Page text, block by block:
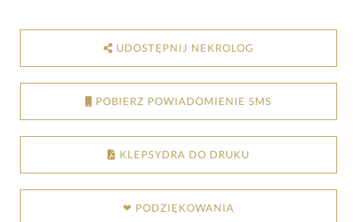
UDOSTĘPNIJ NEKROLOG
POBIERZ POWIADOMIENIE SMS
KLEPSYDRA DO DRUKU
❤ PODZIĘKOWANIA